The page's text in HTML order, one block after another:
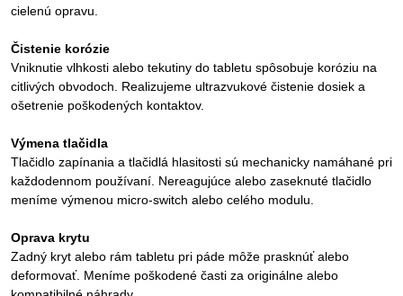
cielenú opravu.
Čistenie korózie
Vniknutie vlhkosti alebo tekutiny do tabletu spôsobuje koróziu na
citlivých obvodoch. Realizujeme ultrazvukové čistenie dosiek a
ošetrenie poškodených kontaktov.
Výmena tlačidla
Tlačidlo zapínania a tlačidlá hlasitosti sú mechanicky namáhané pri
každodennom používaní. Nereagujúce alebo zaseknuté tlačidlo
meníme výmenou micro-switch alebo celého modulu.
Oprava krytu
Zadný kryt alebo rám tabletu pri páde môže prasknúť alebo
deformovať. Meníme poškodené časti za originálne alebo